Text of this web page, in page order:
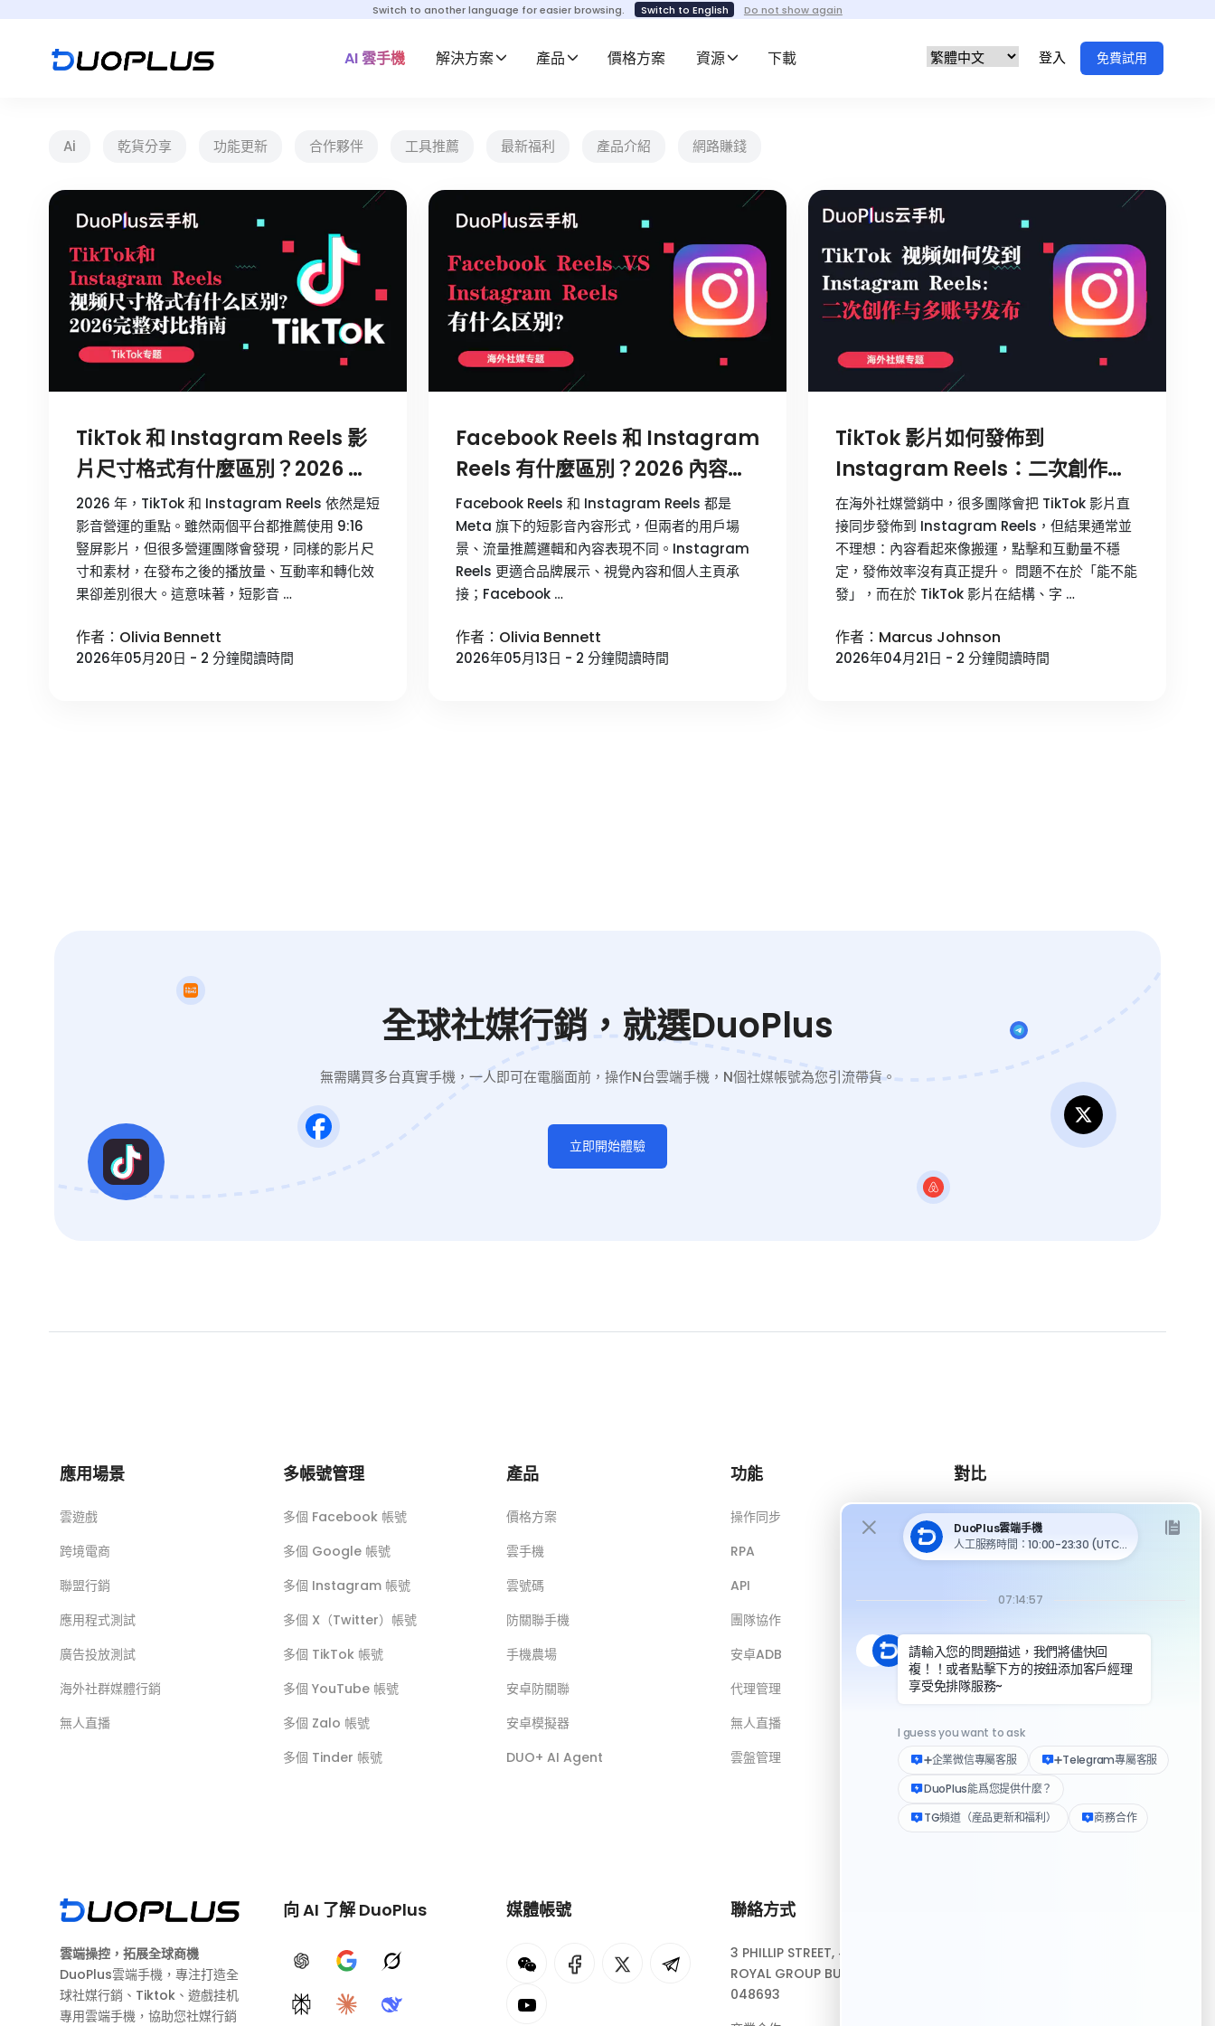
Switch to another language for easier browsing. Switch to English Do not show again
AI 雲手機 解決方案 產品 價格方案 資源 下載 登入 免費試用
Ai 乾貨分享 功能更新 合作夥伴 工具推薦 最新福利 產品介紹 網路賺錢
TikTok 和 Instagram Reels 影
片尺寸格式有什麼區別？2026 完
整對比指南
2026 年，TikTok 和 Instagram Reels 依然是短
影音營運的重點。雖然兩個平台都推薦使用 9:16
豎屏影片，但很多營運團隊會發現，同樣的影片尺
寸和素材，在發布之後的播放量、互動率和轉化效
果卻差別很大。這意味著，短影音 …
作者：Olivia Bennett
2026年05月20日 - 2 分鐘閱讀時間
Facebook Reels 和 Instagram
Reels 有什麼區別？2026 內容策
略對比
Facebook Reels 和 Instagram Reels 都是
Meta 旗下的短影音內容形式，但兩者的用戶場
景、流量推薦邏輯和內容表現不同。Instagram
Reels 更適合品牌展示、視覺內容和個人主頁承
接；Facebook …
作者：Olivia Bennett
2026年05月13日 - 2 分鐘閱讀時間
TikTok 影片如何發佈到
Instagram Reels：二次創作與
多帳號發佈流程
在海外社媒營銷中，很多團隊會把 TikTok 影片直
接同步發佈到 Instagram Reels，但結果通常並
不理想：內容看起來像搬運，點擊和互動量不穩
定，發佈效率沒有真正提升。 問題不在於「能不能
發」，而在於 TikTok 影片在結構、字 …
作者：Marcus Johnson
2026年04月21日 - 2 分鐘閱讀時間
全球社媒行銷，就選DuoPlus
無需購買多台真實手機，一人即可在電腦面前，操作N台雲端手機，N個社媒帳號為您引流帶貨。
立即開始體驗
應用場景
雲遊戲
跨境電商
聯盟行銷
應用程式測試
廣告投放測試
海外社群媒體行銷
無人直播
多帳號管理
多個 Facebook 帳號
多個 Google 帳號
多個 Instagram 帳號
多個 X（Twitter）帳號
多個 TikTok 帳號
多個 YouTube 帳號
多個 Zalo 帳號
多個 Tinder 帳號
產品
價格方案
雲手機
雲號碼
防關聯手機
手機農場
安卓防關聯
安卓模擬器
DUO+ AI Agent
功能
操作同步
RPA
API
團隊協作
安卓ADB
代理管理
無人直播
雲盤管理
對比
DuoPlus 對比 MoreLogin
DuoPlus 對比 Multilogin
DuoPlus 對比實體手機
雲端操控，拓展全球商機
DuoPlus雲端手機，專注打造全
球社媒行銷、Tiktok、遊戲挂机
專用雲端手機，協助您社媒行銷
向 AI 了解 DuoPlus
ChatGPTGoogle AIGrok
PerplexityClaudeDeepSeek
媒體帳號 聯絡方式
3 PHILLIP STREET, #10-04,
ROYAL GROUP BUILDING, 新加坡
048693